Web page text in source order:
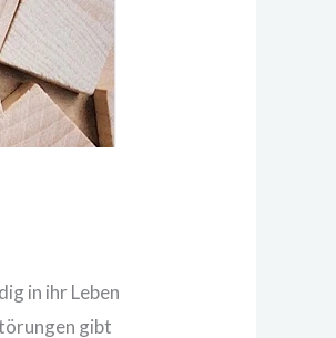
in ihr Leben
gibt